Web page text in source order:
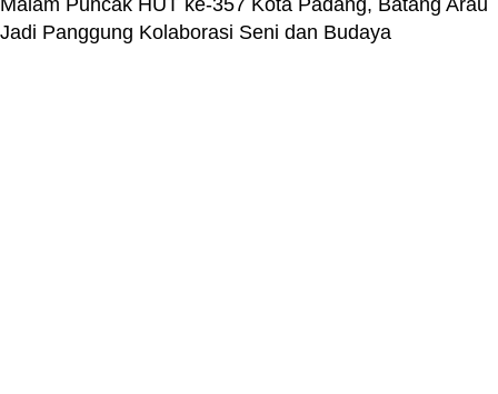
Jadi Panggung Kolaborasi Seni dan Budaya